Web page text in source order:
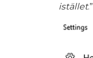
istället.”